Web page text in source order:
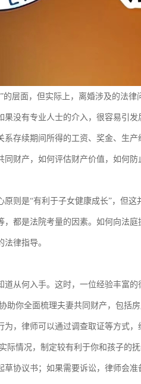
层面，但实际上，离婚涉及的法
没有专业人士的介入，很容易引发
存续期间所得的工资、奖金、生
财产，如何评估财产价值，如何
则是“有利于子女健康成长”，但
都是法院考量的因素。如何向法
律指导。
从何入手。这时，一位经验丰富
助你全面梳理夫妻共同财产，包括
，律师可以通过调查取证等方式，
际情况，制定较有利于你和孩子的
协议书；如果需要诉讼，律师会准